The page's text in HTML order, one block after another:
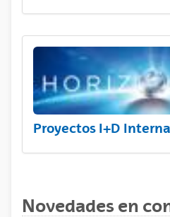
Proyectos I+D
Novedades en